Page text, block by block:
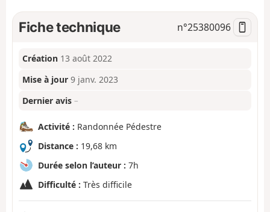
Fiche technique n°25380096
Création 13 août 2022
Mise à jour 9 janv. 2023
Dernier avis –
Activité : Randonnée Pédestre
Distance : 19,68 km
Durée selon l’auteur : 7h
Difficulté : Très difficile